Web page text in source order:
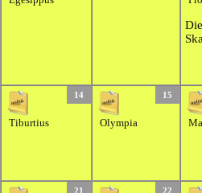
14
Tiburtius
15
Olympia
21 22